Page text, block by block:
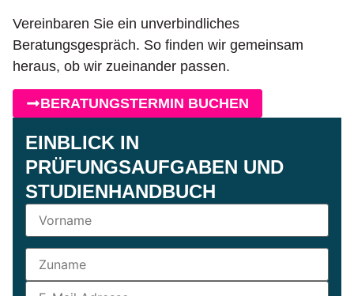
Vereinbaren Sie ein unverbindliches
Beratungsgespräch. So finden wir gemeinsam
heraus, ob wir zueinander passen.
BERATUNGSTERMIN BUCHEN
EINBLICK IN
PRÜFUNGSAUFGABEN UND
STUDIENHANDBUCH